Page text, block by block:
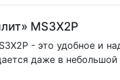
MS3X2P
- это удобное и
даже в